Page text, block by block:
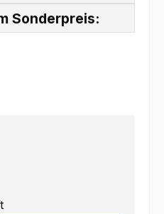
Sonderpreis: